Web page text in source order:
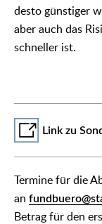
desto günstiger
aber auch das
schneller ist.
Link zu
Termine für die
an
Betrag für den